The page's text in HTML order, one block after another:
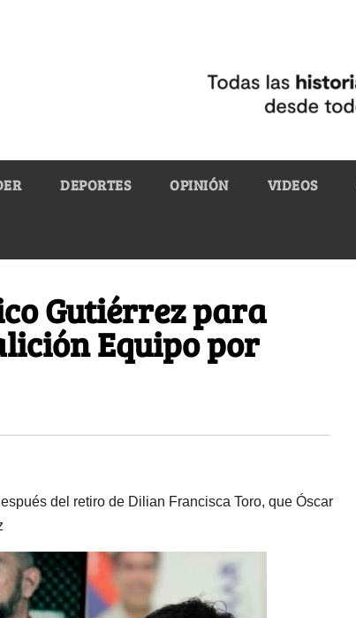
DEPORTES OPINIÓN VIDEOS
Gutiérrez para
Equipo por
del retiro de Dilian Francisca Toro, que Óscar